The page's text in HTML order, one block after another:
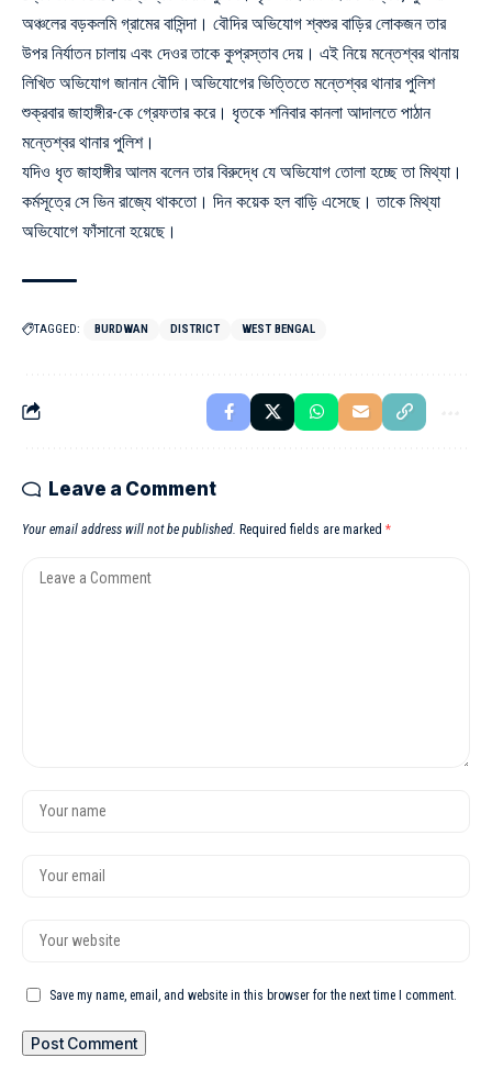
অঞ্চলের বড়কলমি গ্রামের বাসিন্দা। বৌদির অভিযোগ শ্বশুর বাড়ির লোকজন তার
উপর নির্যাতন চালায় এবং দেওর তাকে কুপ্রস্তাব দেয়। এই নিয়ে মন্তেশ্বর থানায়
লিখিত অভিযোগ জানান বৌদি।অভিযোগের ভিত্তিতে মন্তেশ্বর থানার পুলিশ
শুক্রবার জাহাঙ্গীর-কে গ্রেফতার করে। ধৃতকে শনিবার কানলা আদালতে পাঠান
মন্তেশ্বর থানার পুলিশ।
যদিও ধৃত জাহাঙ্গীর আলম বলেন তার বিরুদ্ধে যে অভিযোগ তোলা হচ্ছে তা মিথ্যা।
কর্মসূত্রে সে ভিন রাজ্যে থাকতো। দিন কয়েক হল বাড়ি এসেছে। তাকে মিথ্যা
অভিযোগে ফাঁসানো হয়েছে।
TAGGED: BURDWAN DISTRICT WEST BENGAL
Leave a Comment
Your email address will not be published. Required fields are marked *
Save my name, email, and website in this browser for the next time I comment.